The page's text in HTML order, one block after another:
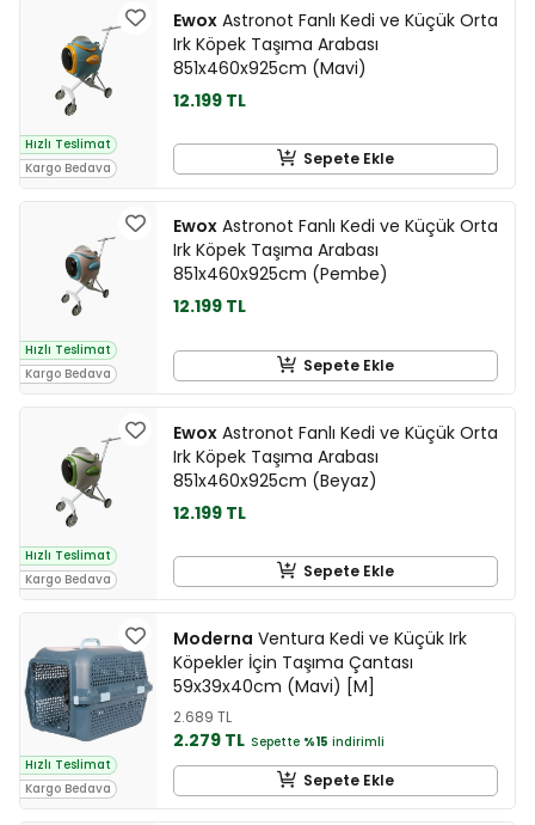
Hızlı Teslimat
Kargo Bedava
Ewox Astronot Fanlı Kedi ve Küçük Orta
Irk Köpek Taşıma Arabası
851x460x925cm (Mavi)
12.199 TL
Sepete Ekle
Hızlı Teslimat
Kargo Bedava
Ewox Astronot Fanlı Kedi ve Küçük Orta
Irk Köpek Taşıma Arabası
851x460x925cm (Pembe)
12.199 TL
Sepete Ekle
Hızlı Teslimat
Kargo Bedava
Ewox Astronot Fanlı Kedi ve Küçük Orta
Irk Köpek Taşıma Arabası
851x460x925cm (Beyaz)
12.199 TL
Sepete Ekle
Hızlı Teslimat
Kargo Bedava
Moderna Ventura Kedi ve Küçük Irk
Köpekler İçin Taşıma Çantası
59x39x40cm (Mavi) [M]
2.689 TL
2.279 TL Sepette %15 indirimli
Sepete Ekle